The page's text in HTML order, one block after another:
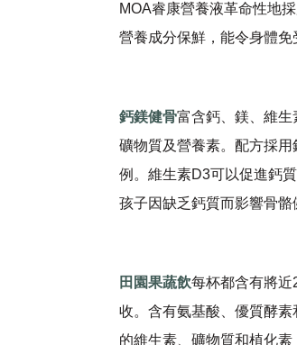
MOA睿康營養液革命性地
營養成分保鮮，能令身體免
鈣鎂健骨富含鈣、鎂、維生
礦物質及營養素。配方採
例。維生素D3可以促進鈣
孩子因缺乏鈣質而影響骨骼
田園果蔬飲每杯都含有將近
收。含有氨基酸、優質酵
的維生素、礦物質和植化